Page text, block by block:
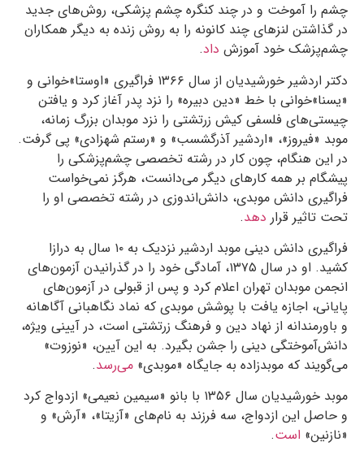
چشم را آموخت و در چند کنگره‌ چشم‌ پزشکی، روش‌های جدید
در گذاشتن لنزهای چند کانونه را به روش زنده به دیگر همکاران
چشم‌پزشک خود آموزشداد.
دکتر اردشیر خورشیدیان از سال ۱۳۶۶ فراگیری «اوستا»خوانی و
«یسنا»خوانی با خط «دین دبیره» را نزد پدر آغاز کرد و یافتن
چیستی‌های فلسفی کیش زرتشتی را نزد موبدان بزرگ زمانه،
موبد «فیروز»، «اردشیر آذرگشسب» و «رستم شهزادی» پی گرفت.
در این هنگام، چون کار در رشته تخصصی چشم‌پزشکی را
پیشگام بر همه کارهای دیگر می‌دانست، هرگز نمی‌خواست
فراگیری دانش موبدی، دانش‌اندوزی در رشته تخصصی‌ او را
تحت تاثیر قراردهد.
فراگیری دانش دینی موبد اردشیر نزدیک به ۱۰ سال به درازا
کشید. او در سال ۱۳۷۵، آمادگی خود را در گذرانیدن آزمون‌های
انجمن موبدان تهران اعلام کرد و پس از قبولی در آزمون‌های
پایانی، اجازه یافت با پوشش موبدی که نماد نگاهبانی آگاهانه
و باورمندانه از نهاد دین و فرهنگ زرتشتی است، در آیینی ویژه،
دانش‌آموختگی دینی را جشن بگیرد. به این آیین، «نوزوت»
می‌گویند که موبدزاده به جایگاه «موبدی»می‌رسد.
موبد خورشیدیان سال ۱۳۵۶ با بانو «سیمین نعیمی» ازدواج کرد
و حاصل این ازدواج، سه فرزند به نام‌های «آزیتا»، «آرش» و
«نازنین»است.